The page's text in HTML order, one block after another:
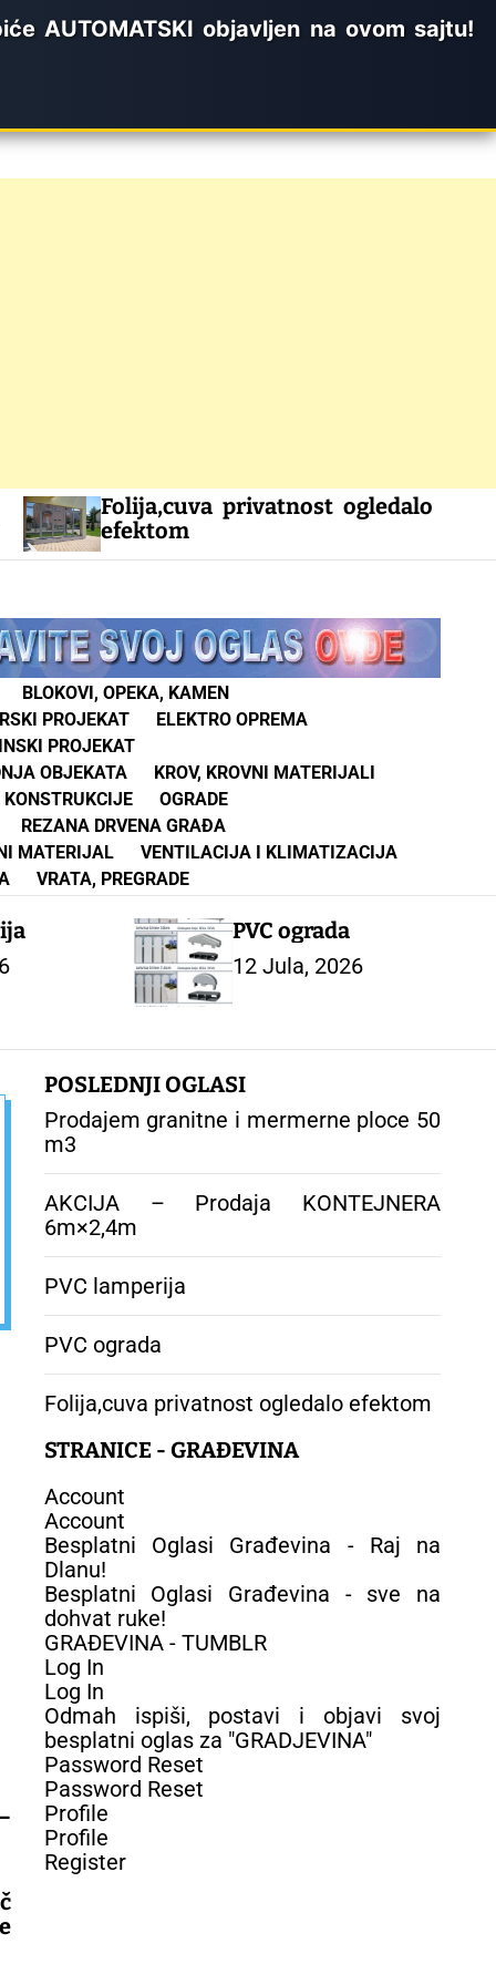
AUTOMATSKI objavljen na ovom sajtu!
Folija,cuva privatnost ogledalo
BLOKOVI, OPEKA, KAMEN
PROJEKAT
ELEKTRO OPREMA
PROJEKAT
OBJEKATA
KROV, KROVNI MATERIJALI
OGRADE
REZANA DRVENA GRAĐA
MATERIJAL
VENTILACIJA I KLIMATIZACIJA
VRATA, PREGRADE
PVC ograda
12 Jula, 2026
POSLEDNJI OGLASI
Prodajem granitne i mermerne ploce 50
m3
AKCIJA – Prodaja KONTEJNERA
6m×2,4m
PVC lamperija
PVC ograda
Folija,cuva privatnost ogledalo efektom
STRANICE - GRAĐEVINA
Account
Account
Besplatni Oglasi Građevina - Raj na
Dlanu!
Besplatni Oglasi Građevina - sve na
dohvat ruke!
GRAĐEVINA - TUMBLR
Log In
Log In
Odmah ispiši, postavi i objavi svoj
besplatni oglas za "GRADJEVINA"
Password Reset
Password Reset
Profile
Profile
Register